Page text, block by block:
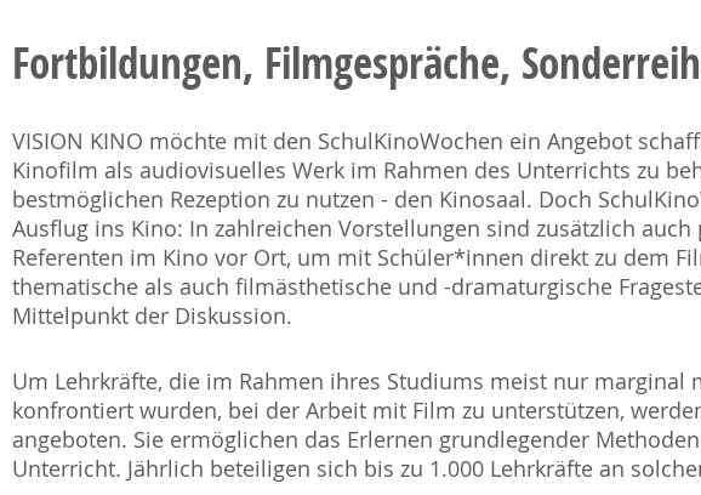
Fortbildungen, Filmgespräche,
VISION KINO möchte mit den SchulKinoWochen ein Angebot
Kinofilm als audiovisuelles Werk im Rahmen des Unterrichts zu
bestmöglichen Rezeption zu nutzen - den Kinosaal. Doch
Ausflug ins Kino: In zahlreichen Vorstellungen sind zusätzlich
Referenten im Kino vor Ort, um mit Schüler*innen direkt zu dem
thematische als auch filmästhetische und -dramaturgische
Mittelpunkt der Diskussion.
Um Lehrkräfte, die im Rahmen ihres Studiums meist nur
konfrontiert wurden, bei der Arbeit mit Film zu unterstützen,
angeboten. Sie ermöglichen das Erlernen grundlegender
Unterricht. Jährlich beteiligen sich bis zu 1.000 Lehrkräfte an